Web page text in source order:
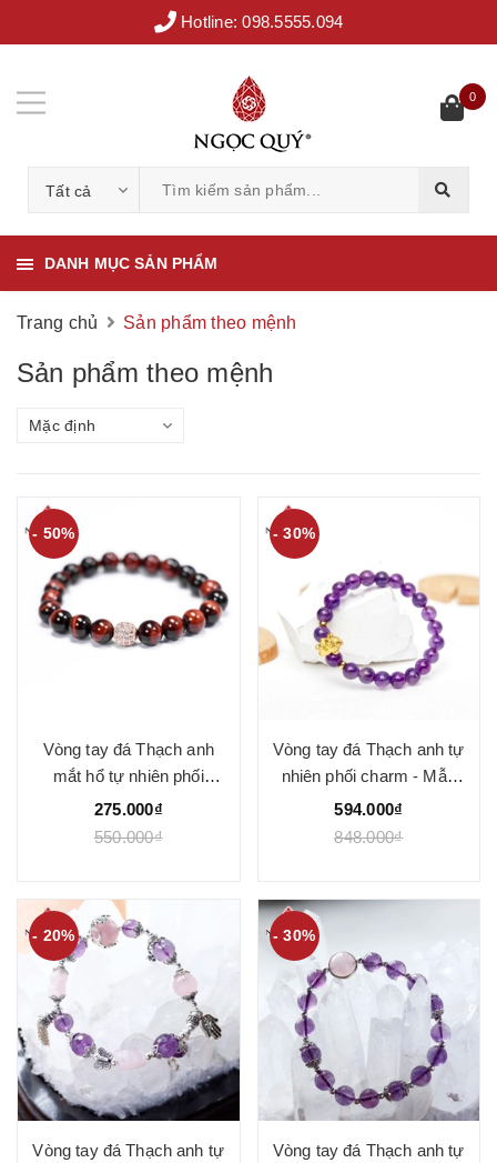
Hotline:098.5555.094
Tất cả
0
DANH MỤC SẢN PHẨM
Trang chủ Sản phẩm theo mệnh
Sản phẩm theo mệnh
Mặc định
- 50%
Vòng tay đá Thạch anh
mắt hổ tự nhiên phối
charm - Mẫu VC0162 -
Ngọc Quý
275.000₫
550.000₫
- 30%
Vòng tay đá Thạch anh tự
nhiên phối charm - Mẫu
VC0111 - Ngọc Quý
594.000₫
848.000₫
- 20%
Vòng tay đá Thạch anh tự
- 30%
Vòng tay đá Thạch anh tự